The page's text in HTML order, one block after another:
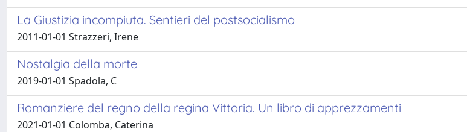
La Giustizia incompiuta. Sentieri del postsocialismo
2011-01-01 Strazzeri, Irene
Nostalgia della morte
2019-01-01 Spadola, C
Romanziere del regno della regina Vittoria. Un libro di apprezzamenti
2021-01-01 Colomba, Caterina